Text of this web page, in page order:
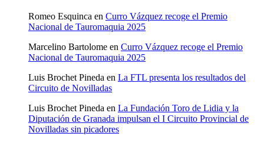
Romeo Esquinca en Curro Vázquez recoge el Premio
Nacional de Tauromaquia 2025
Marcelino Bartolome en Curro Vázquez recoge el Premio
Nacional de Tauromaquia 2025
Luis Brochet Pineda en La FTL presenta los resultados del
Circuito de Novilladas
Luis Brochet Pineda en La Fundación Toro de Lidia y la
Diputación de Granada impulsan el I Circuito Provincial de
Novilladas sin picadores